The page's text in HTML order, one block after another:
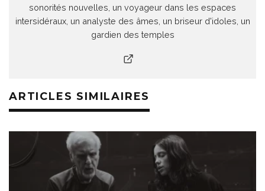
sonorités nouvelles, un voyageur dans les espaces
intersidéraux, un analyste des âmes, un briseur d'idoles, un
gardien des temples
ARTICLES SIMILAIRES